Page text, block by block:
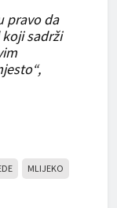
pravo da
sadrži
MLIJEKO